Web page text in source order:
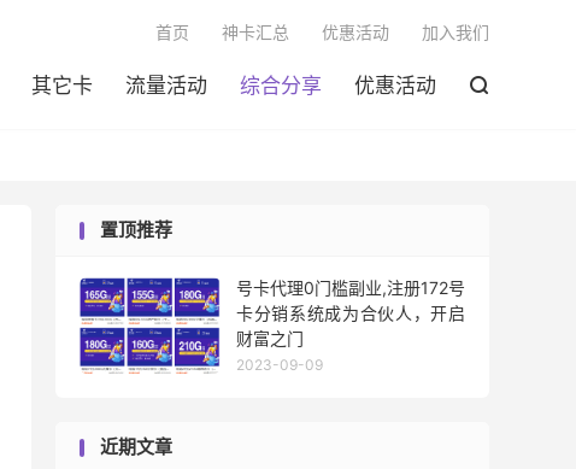
其它卡 流量活动 综合分享 优惠活动 
首页 神卡汇总 优惠活动 加入我们
置顶推荐
号卡代理0门槛副业,注册172号
卡分销系统成为合伙人，开启
财富之门
2023-09-09
近期文章